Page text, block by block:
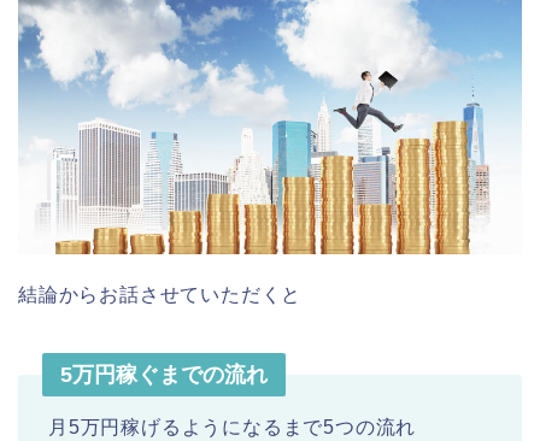
結論からお話させていただくと
5万円稼ぐまでの流れ
月5万円稼げるようになるまで5つの流れ